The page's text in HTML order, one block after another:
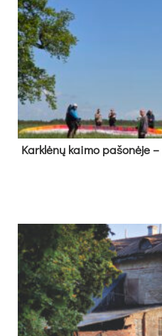
Kark­lė­nų kai­mo pa­šo­nė­je